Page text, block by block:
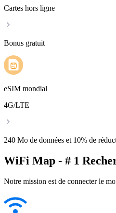
Cartes hors ligne
Bonus gratuit
eSIM mondial
4G/LTE
240 Mo de données et 10% de
WiFi Map - # 1
Notre mission est de connecter le